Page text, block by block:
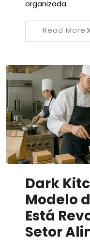
organizada.
Read More
Dark
Modelo
Está
Setor